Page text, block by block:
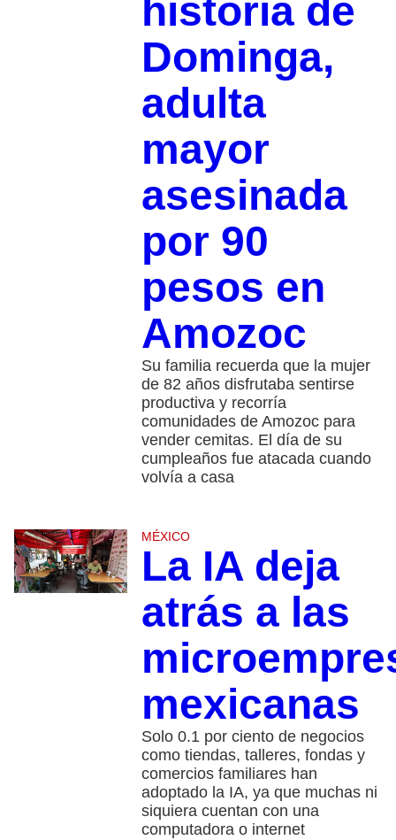
historia de
Dominga,
adulta
mayor
asesinada
por 90
pesos en
Amozoc
Su familia recuerda que la mujer
de 82 años disfrutaba sentirse
productiva y recorría
comunidades de Amozoc para
vender cemitas. El día de su
cumpleaños fue atacada cuando
volvía a casa
MÉXICO
La IA deja
atrás a las
mexicanas
Solo 0.1 por ciento de negocios
como tiendas, talleres, fondas y
comercios familiares han
adoptado la IA, ya que muchas ni
siquiera cuentan con una
computadora o internet